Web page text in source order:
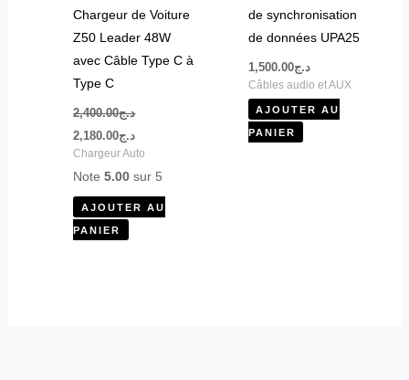
Chargeur de Voiture
Z50 Leader 48W
avec Câble Type C à
Type C
د.ج2,400.00
د.ج2,180.00
Chargeur Auto
Note5.00 sur 5
AJOUTER AU
PANIER
de synchronisation
de données UPA25
د.ج1,500.00
Câbles audio et AUX
AJOUTER AU
PANIER